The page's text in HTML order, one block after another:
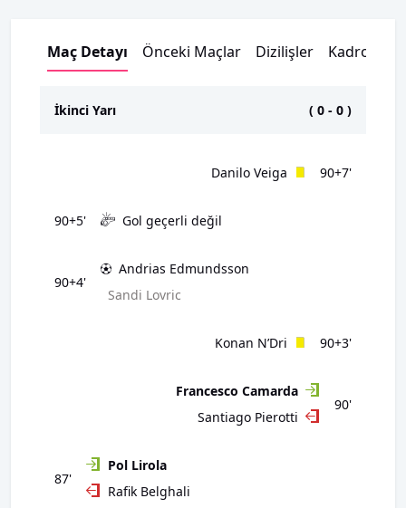
Maç Detayı Önceki Maçlar Dizilişler Kadrolar
İkinci Yarı ( 0 - 0 )
90+7'
Danilo Veiga
90+5' Gol geçerli değil
90+4'
Andrias Edmundsson
Sandi Lovric
90+3'
Konan N’Dri
90'
Francesco Camarda
Santiago Pierotti
87'
Pol Lirola
Rafik Belghali